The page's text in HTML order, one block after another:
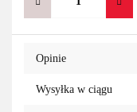
Opinie
Wysyłka w ciągu